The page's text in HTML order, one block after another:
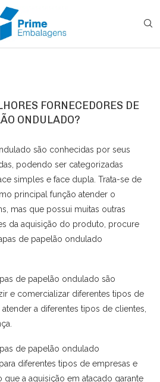
FORNECEDORES DE
ONDULADO?
são conhecidas por seus
podendo ser categorizadas
simples e face dupla. Trata-se de
principal função atender o
mas que possui muitas outras
da aquisição do produto, procure
de papelão ondulado
de papelão ondulado são
e comercializar diferentes tipos de
a diferentes tipos de clientes,
de papelão ondulado
diferentes tipos de empresas e
que a aquisição em atacado garante